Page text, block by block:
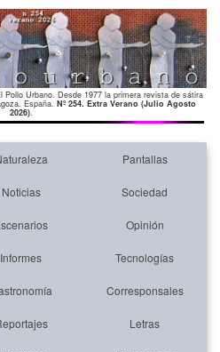
Pollo Urbano. Desde 1977 la primera revista de sátira
España. Nº 254. Extra Verano (Julio Agosto
2026).
Pantallas
Noticias Sociedad
Opinión
Informes Tecnologías
Corresponsales
Letras